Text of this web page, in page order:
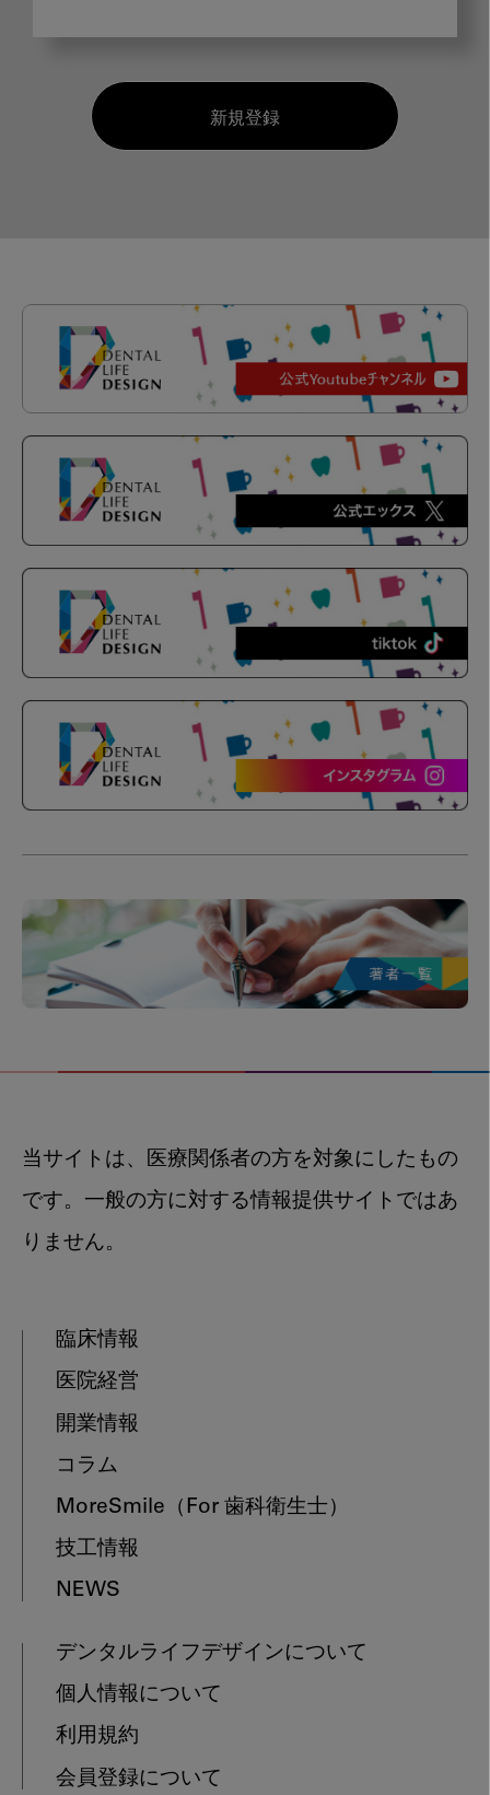
新規登録
当サイトは、医療関係者の方を対象にしたもの
です。一般の方に対する情報提供サイトではあ
りません。
臨床情報
医院経営
開業情報
コラム
MoreSmile （For 歯科衛生士）
技工情報
NEWS
デンタルライフデザインについて
個人情報について
利用規約
会員登録について